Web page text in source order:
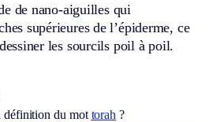
de nano-aiguilles qui
supérieures de l’épiderme, ce
les sourcils poil à poil.
définition du mot torah ?